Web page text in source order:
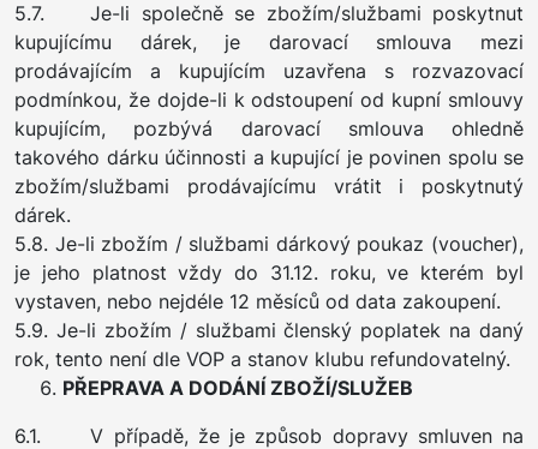
5.7. Je-li společně se zbožím/službami poskytnut
kupujícímu dárek, je darovací smlouva mezi
prodávajícím a kupujícím uzavřena s rozvazovací
podmínkou, že dojde-li k odstoupení od kupní smlouvy
kupujícím, pozbývá darovací smlouva ohledně
takového dárku účinnosti a kupující je povinen spolu se
zbožím/službami prodávajícímu vrátit i poskytnutý
dárek.
5.8. Je-li zbožím / službami dárkový poukaz (voucher),
je jeho platnost vždy do 31.12. roku, ve kterém byl
vystaven, nebo nejdéle 12 měsíců od data zakoupení.
5.9. Je-li zbožím / službami členský poplatek na daný
rok, tento není dle VOP a stanov klubu refundovatelný.
PŘEPRAVA A DODÁNÍ ZBOŽÍ/SLUŽEB
6.1. V případě, že je způsob dopravy smluven na